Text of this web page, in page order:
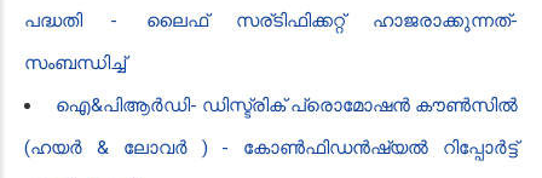
പദ്ധതി - ലൈഫ് സര്ടിഫിക്കറ്റ് ഹാജരാക്കുന്നത്-
സംബന്ധിച്ച്
ഐ‌&പി‌ആർ‌ഡി- ഡിസ്ട്രിക് പ്രൊമോഷൻ കൗൺസിൽ
(ഹയർ & ലോവർ ) - കോൺഫിഡൻഷ്യൽ റിപ്പോർട്ട്